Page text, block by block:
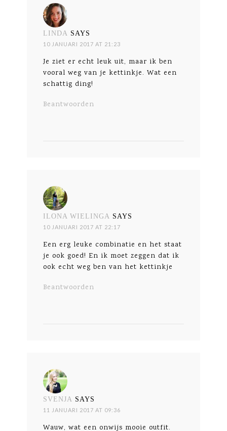
LINDA SAYS
10 JANUARI 2017 AT 21:23
Je ziet er echt leuk uit, maar ik ben
vooral weg van je kettinkje. Wat een
schattig ding!
Beantwoorden
ILONA WIELINGA SAYS
10 JANUARI 2017 AT 22:17
Een erg leuke combinatie en het staat
je ook goed! En ik moet zeggen dat ik
ook echt weg ben van het kettinkje
Beantwoorden
SVENJA SAYS
11 JANUARI 2017 AT 09:36
Wauw, wat een onwijs mooie outfit.